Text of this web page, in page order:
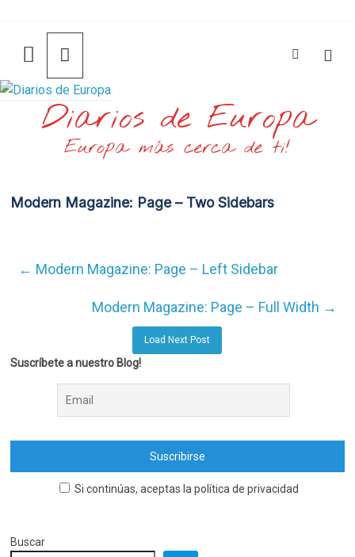
contenido
Diarios de Europa
Europa más cerca de ti!
Modern Magazine: Page – Two Sidebars
← Modern Magazine: Page – Left Sidebar
Modern Magazine: Page – Full Width →
Load Next Post
Suscríbete a nuestro Blog!
Si continúas, aceptas la política de privacidad
Buscar